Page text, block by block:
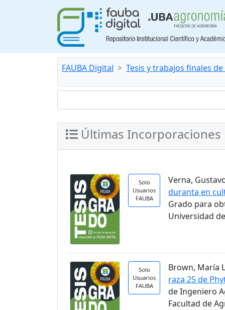
FAUBA Digital Tesis y trabajos finales
Últimas Incorporaciones
Solo
Usuarios
FAUBA
Verna,
duranta en
Grado para
Universidad
Solo
Usuarios
FAUBA
Brown, María
raza 25 de
de Ingeniero
Facultad de